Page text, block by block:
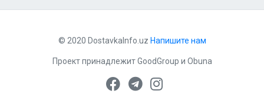
© 2020 DostavkaInfo.uz Напишите нам
Проект принадлежитGoodGroup и Obuna